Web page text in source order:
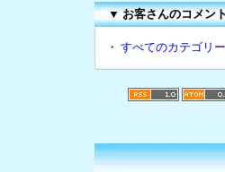
▼お客さんのコメン
・ すべてのカテゴリー